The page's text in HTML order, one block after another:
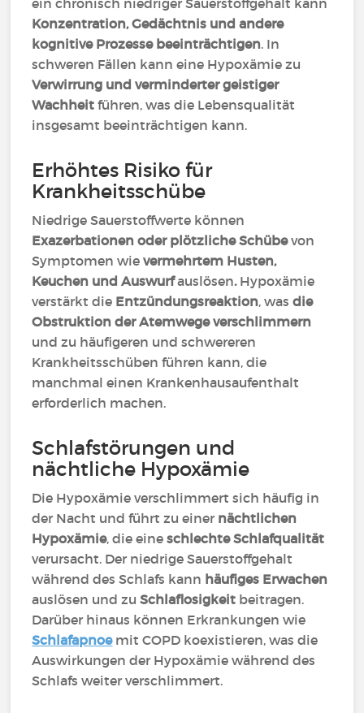
ein chronisch niedriger Sauerstoffgehalt kann
Konzentration, Gedächtnis und andere
kognitive Prozesse beeinträchtigen. In
schweren Fällen kann eine Hypoxämie zu
Verwirrung und verminderter geistiger
Wachheit führen, was die Lebensqualität
insgesamt beeinträchtigen kann.
Erhöhtes Risiko für
Krankheitsschübe
Niedrige Sauerstoffwerte können
Exazerbationen oder plötzliche Schübe von
Symptomen wievermehrtem Husten,
Keuchen und Auswurfauslösen.Hypoxämie
verstärkt die Entzündungsreaktion, wasdie
Obstruktion der Atemwege verschlimmern
und zu häufigeren und schwereren
Krankheitsschüben führen kann, die
manchmal einen Krankenhausaufenthalt
erforderlich machen.
Schlafstörungen und
nächtliche Hypoxämie
Die Hypoxämie verschlimmert sich häufig in
der Nacht und führt zu einer nächtlichen
Hypoxämie, die eineschlechte Schlafqualität
verursacht. Der niedrige Sauerstoffgehalt
während des Schlafs kann häufiges Erwachen
auslösen und zuSchlaflosigkeit beitragen.
Darüber hinaus können Erkrankungen wie
Schlafapnoemit COPD koexistieren, was die
Auswirkungen der Hypoxämie während des
Schlafs weiter verschlimmert.